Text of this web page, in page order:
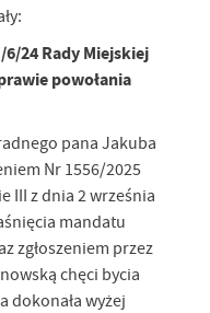
24 Rady Miejskiej
powołania
pana Jakuba
Nr 1556/2025
III z dnia 2 września
mandatu
zgłoszeniem przez
chęci bycia
dokonała wyżej
dostawców usług.
mediów